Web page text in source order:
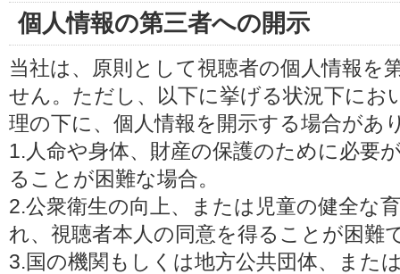
個人情報の第三者への開示
当社は、原則として視聴者の個人情報を
せん。ただし、以下に挙げる状況下にお
理の下に、個人情報を開示する場合があ
1.人命や身体、財産の保護のために必要
ることが困難な場合。
2.公衆衛生の向上、または児童の健全な
れ、視聴者本人の同意を得ることが困難
3.国の機関もしくは地方公共団体、また